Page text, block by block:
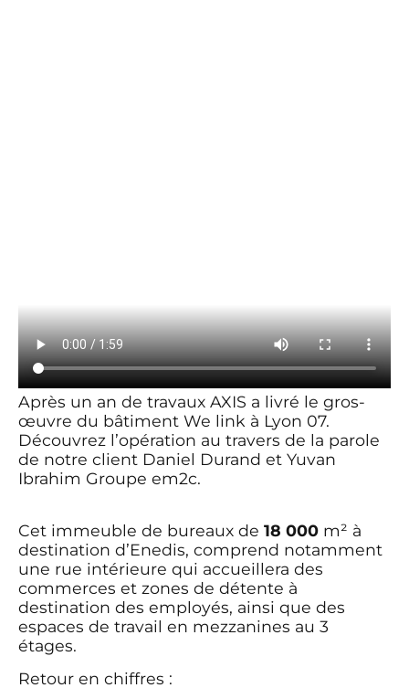
Après un an de travaux AXIS a livré le gros-
œuvre du bâtiment We link à Lyon 07.
Découvrez l’opération au travers de la parole
de notre client Daniel Durand et Yuvan
Ibrahim Groupe em2c.
Cet immeuble de bureaux de 18 000 m² à
destination d’Enedis, comprend notamment
une rue intérieure qui accueillera des
commerces et zones de détente à
destination des employés, ainsi que des
espaces de travail en mezzanines au 3
étages.
Retour en chiffres :